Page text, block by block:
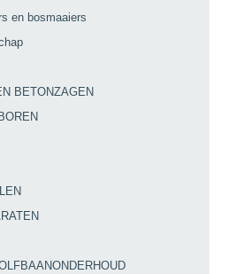
en bosmaaiers
BETONZAGEN